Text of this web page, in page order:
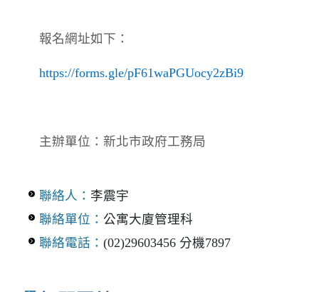
報名網址如下：
https://forms.gle/pF61waPGUocy2zBi9
主辦單位：新北市政府工務局
聯絡人： 李震宇
聯絡單位： 公寓大廈管理科
聯絡電話： (02)29603456 分機7897